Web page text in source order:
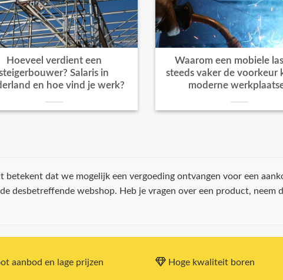
Hoeveel verdient een
Salaris in
en hoe vind je werk?
Waarom een mobiele
steeds vaker de voorkeur
moderne
dat we mogelijk een vergoeding ontvangen voor een
desbetreffende webshop. Heb je vragen over een product,
aanbod en lage prijzen Hoge kwaliteit boren